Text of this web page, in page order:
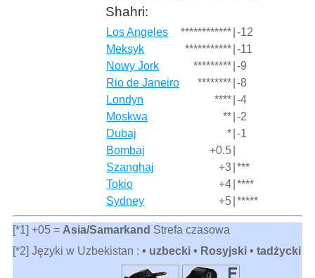
Shahri:
Los Angeles ************ -12
Meksyk
*********** -11
Nowy Jork
********* -9
Rio de Janeiro
******** -8
Londyn
**** -4
Moskwa
** -2
Dubaj
* -1
Bombaj
+0.5
Szanghaj
+3 ***
Tokio
+4 ****
Sydney
+5 *****
[*1] +05 = Asia/Samarkand Strefa czasowa
[*2] Języki w Uzbekistan : • uzbecki • Rosyjski • tadżycki